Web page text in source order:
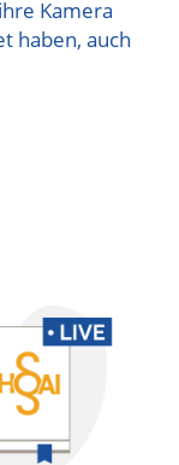
Kamera
haben, auch